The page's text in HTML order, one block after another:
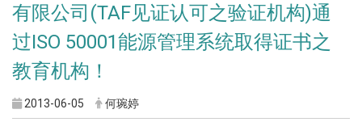
有限公司(TAF见证认可之验证机构)通
过ISO 50001能源管理系统取得证书之
教育机构！
2013-06-05 何琬婷